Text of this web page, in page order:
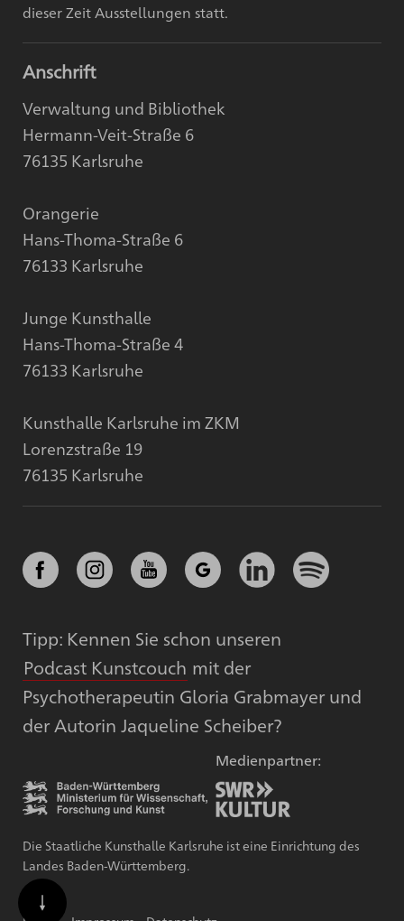
dieser Zeit Ausstellungen statt.
Anschrift
Verwaltung und Bibliothek
Hermann-Veit-Straße 6
76135 Karlsruhe
Orangerie
Hans-Thoma-Straße 6
76133 Karlsruhe
Junge Kunsthalle
Hans-Thoma-Straße 4
76133 Karlsruhe
Kunsthalle Karlsruhe im ZKM
Lorenzstraße 19
76135 Karlsruhe
Tipp: Kennen Sie schon unseren
Podcast Kunstcouch mit der
Psychotherapeutin Gloria Grabmayer und
der Autorin Jaqueline Scheiber?
Medienpartner:
Die Staatliche Kunsthalle Karlsruhe ist eine Einrichtung des
Landes Baden-Württemberg.